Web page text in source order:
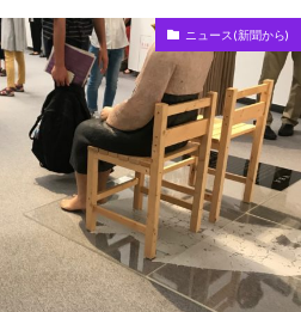
ニュース(新聞から)